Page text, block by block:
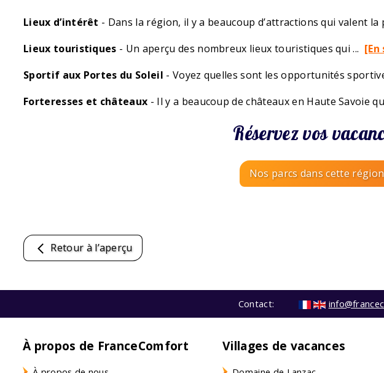
Lieux d’intérêt - Dans la région, il y a beaucoup d’attractions qui valent la
Lieux touristiques - Un aperçu des nombreux lieux touristiques qui ...
Sportif aux Portes du Soleil - Voyez quelles sont les opportunités
Forteresses et châteaux - Il y a beaucoup de châteaux en Haute Savoie
Réservez vos
Nos parcs dans cette région
Retour à l’aperçu
Contact:
À propos de FranceComfort Villages de vacances